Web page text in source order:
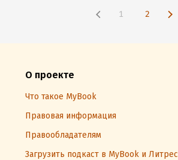
1 2
О проекте
Что такое MyBook
Правовая информация
Правообладателям
Загрузить подкаст в MyBook и Литрес